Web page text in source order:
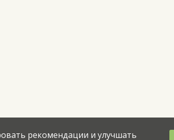
рекомендации и улучшать